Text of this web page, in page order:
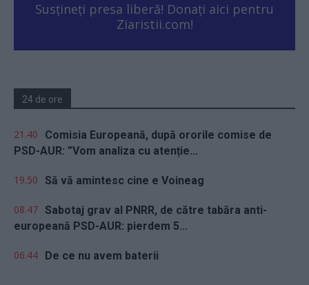
Susțineți presa liberă! Donați aici pentru
Ziaristii.com!
24 de ore
21.40
Comisia Europeană, după ororile comise de
PSD-AUR: ”Vom analiza cu atenție...
19.50 Să vă amintesc cine e Voineag
08.47 Sabotaj grav al PNRR, de către tabăra anti-
europeană PSD-AUR: pierdem 5...
06.44 De ce nu avem baterii